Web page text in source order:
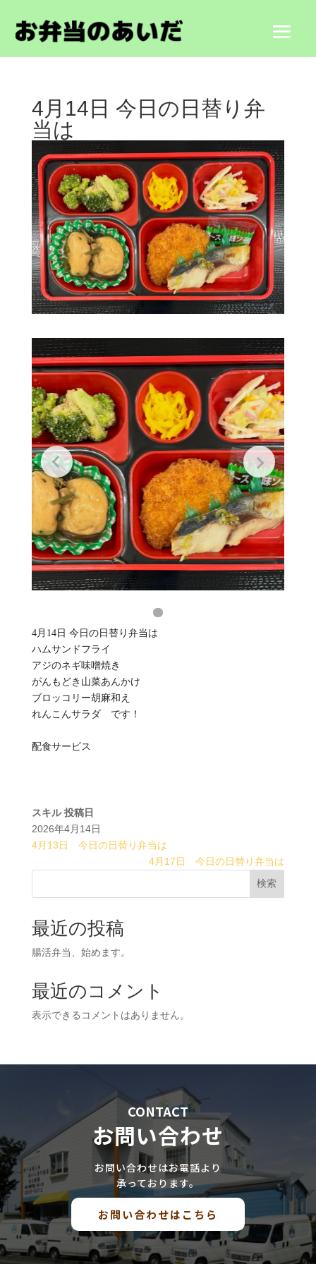
4月14日 今日の日替り弁
当は
4月14日 今日の日替り弁当は
ハムサンドフライ
アジのネギ味噌焼き
がんもどき山菜あんかけ
ブロッコリー胡麻和え
れんこんサラダ です！
配食サービス
スキル 投稿日
2026年4月14日
4月13日 今日の日替り弁当は
4月17日 今日の日替り弁当は
検索
最近の投稿
腸活弁当、始めます。
最近のコメント
表示できるコメントはありません。
CONTACT
お問い合わせ
お問い合わせはお電話より
承っております。
お問い合わせはこちら